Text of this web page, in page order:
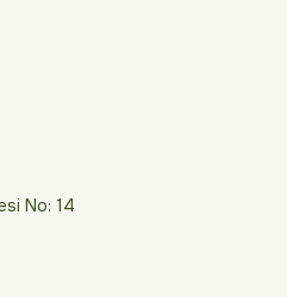
No: 14